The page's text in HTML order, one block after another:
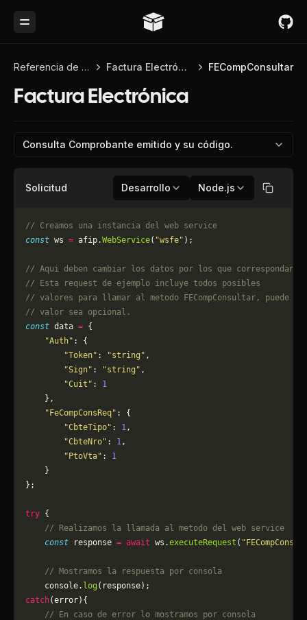
Toggle Menu
Referencia de API Factura Electrónica FECompConsultar
Factura Electrónica
Consulta Comprobante emitido y su código.
Solicitud Desarrollo Node.js Copiar
// Creamos una instancia del web service
const ws = afip.WebService( "wsfe" );
// Aqui deben cambiar los datos por los que correspondan.
// Esta request de ejemplo incluye todos posibles
// valores para llamar al metodo FECompConsultar, puede
// valor sea opcional.
const data = {
    "Auth"
: {
        "Token"
: "string" ,
        "Sign"
: "string" ,
        "Cuit"
: 1
    },
    "FeCompConsReq"
: {
        "CbteTipo"
: 1,
        "CbteNro"
: 1,
        "PtoVta"
: 1
    }
};
try {
    // Realizamos la llamada al metodo del web service
    const
response = await ws.executeRequest (
    // Mostramos la respuesta por consola
    console.
log (response);
catch(error){
    // En caso de error lo mostramos por consola